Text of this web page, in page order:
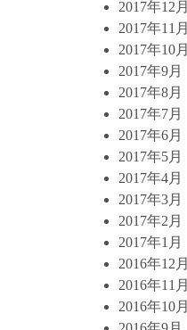
2017年12月
2017年11月
2017年10月
2017年9月
2017年8月
2017年7月
2017年6月
2017年5月
2017年4月
2017年3月
2017年2月
2017年1月
2016年12月
2016年11月
2016年10月